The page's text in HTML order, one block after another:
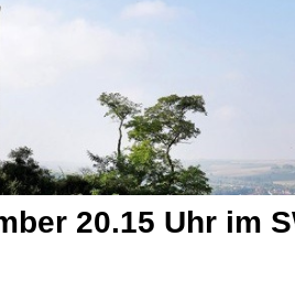
20.15 Uhr im